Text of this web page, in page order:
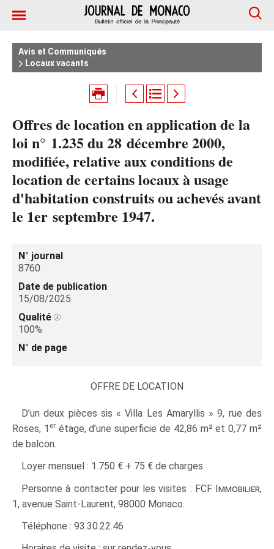
Avis et Communiqués
Locaux vacants
Offres de location en application de la
loi n° 1.235 du 28 décembre 2000,
modifiée, relative aux conditions de
location de certains locaux à usage
d'habitation construits ou achevés avant
le 1er septembre 1947.
N° journal
8760
Date de publication
15/08/2025
Qualité
100%
N° de page
OFFRE DE LOCATION
D’un deux pièces sis « Villa Les Amaryllis » 9, rue des
Roses, 1 erétage, d’une superficie de 42,86 m² et 0,77 m²
de balcon.
Loyer mensuel : 1.750 € + 75 € de charges.
Personne à contacter pour les visites : FCF Immobilier,
1, avenue Saint-Laurent, 98000 Monaco.
Téléphone : 93.30.22.46